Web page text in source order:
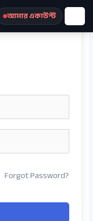
আমার একাউন্ট
Forgot Password?